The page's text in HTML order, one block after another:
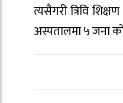
त्यसैगरी त्रिवि
अस्पतालमा ५ जना